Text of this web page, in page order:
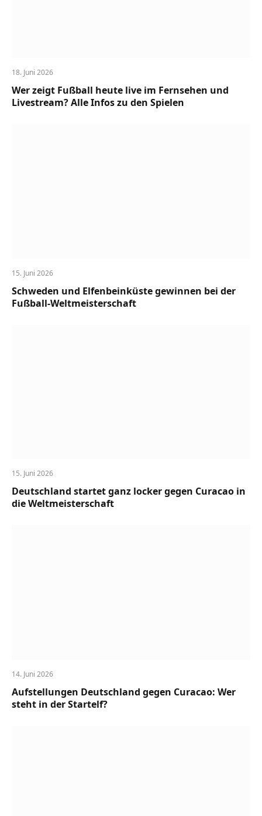
18. Juni 2026
Wer zeigt Fußball heute live im Fernsehen und
Livestream? Alle Infos zu den Spielen
15. Juni 2026
Schweden und Elfenbeinküste gewinnen bei der
Fußball-Weltmeisterschaft
15. Juni 2026
Deutschland startet ganz locker gegen Curacao in
die Weltmeisterschaft
14. Juni 2026
Aufstellungen Deutschland gegen Curacao: Wer
steht in der Startelf?